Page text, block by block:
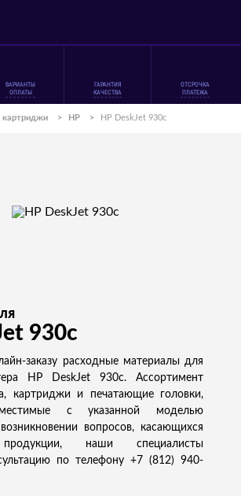
ВАРИАНТЫ
ОПЛАТЫ
ГАРАНТИЯ
КАЧЕСТВА
ОТСРОЧКА
ПЛАТЕЖА
картриджи > HP > HP DeskJet 930c
930c
заказу расходные материалы для
HP DeskJet 930c. Ассортимент
картриджи и печатающие головки,
с указанной моделью
вопросов, касающихся
продукции, наши специалисты
по телефону +7 (812) 940-